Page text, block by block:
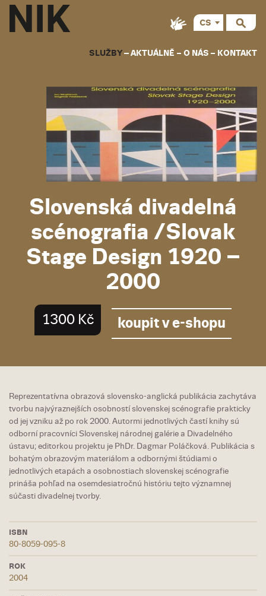
SLUŽBY AKTUÁLNĚ O NÁS KONTAKT
CS
Slovenská divadelná
scénografia /Slovak
Stage Design 1920 –
2000
1300 Kč koupit v e-shopu
Reprezentatívna obrazová slovensko-anglická publikácia zachytáva
tvorbu najvýraznejších osobností slovenskej scénografie prakticky
od jej vzniku až po rok 2000. Autormi jednotlivých častí knihy sú
odborní pracovníci Slovenskej národnej galérie a Divadelného
ústavu; editorkou projektu je PhDr. Dagmar Poláčková. Publikácia s
bohatým obrazovým materiálom a odbornými štúdiami o
jednotlivých etapách a osobnostiach slovenskej scénografie
prináša pohľad na osemdesiatročnú históriu tejto významnej
súčasti divadelnej tvorby.
ISBN
80-8059-095-8
ROK
2004